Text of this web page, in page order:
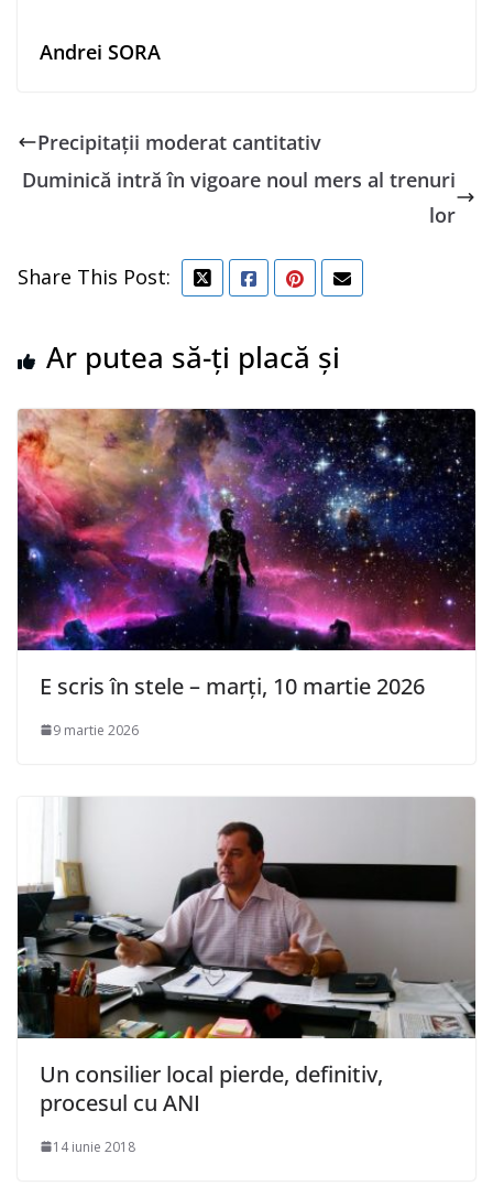
Andrei SORA
Precipitații moderat cantitativ
Duminică intră în vigoare noul mers al trenuri
lor
Share This Post:
Ar putea să-ți placă și
E scris în stele – marți, 10 martie 2026
9 martie 2026
Un consilier local pierde, definitiv,
procesul cu ANI
14 iunie 2018